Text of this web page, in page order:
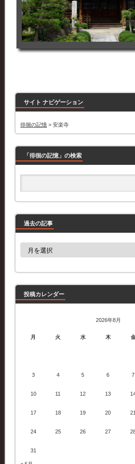
サイト ナビゲーション
徘徊の記憶 > 安楽寺
「徘徊の記憶」の検索
過去の記事
過
事
投稿カレンダー
2026年8月
月 火 水 木
3 4 5 6 7
10 11 12 13
17 18 19 20 21
24 25 26 27
31